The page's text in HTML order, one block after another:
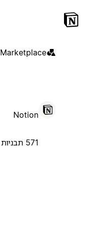
Marketplace
Notion
571 תבניות